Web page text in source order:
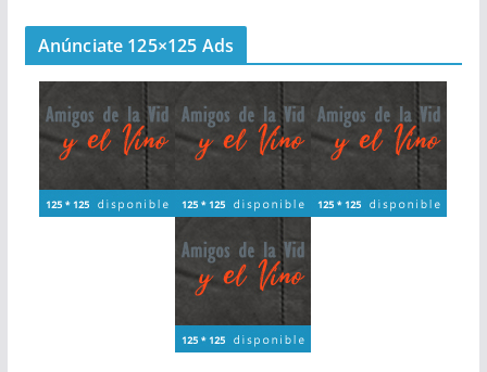
Anúnciate 125×125 Ads